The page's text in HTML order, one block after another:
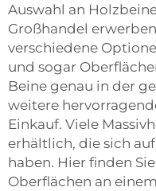
Auswahl an
Großhandel
verschiedene
und sogar
Beine genau in der
weitere
Einkauf. Viele
erhältlich, die sich
haben. Hier finden
Oberflächen an